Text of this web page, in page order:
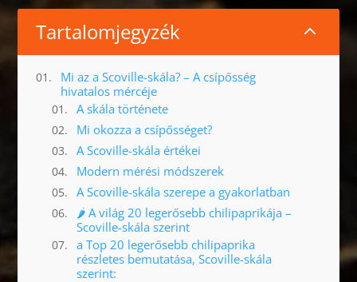
Tartalomjegyzék 2
Mi az a Scoville-skála? – A csípősség
hivatalos mércéje
A skála története
Mi okozza a csípősséget?
A Scoville-skála értékei
Modern mérési módszerek
A Scoville-skála szerepe a gyakorlatban
🌶️ A világ 20 legerősebb chilipaprikája –
Scoville-skála szerint
a Top 20 legerősebb chilipaprika
részletes bemutatása, Scoville-skála
szerint: